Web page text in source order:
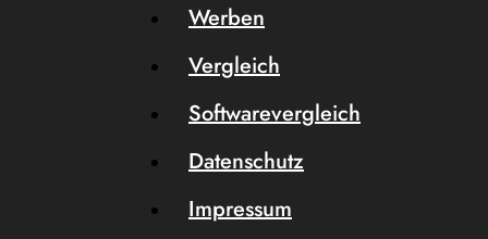
Werben
Vergleich
Softwarevergleich
Datenschutz
Impressum